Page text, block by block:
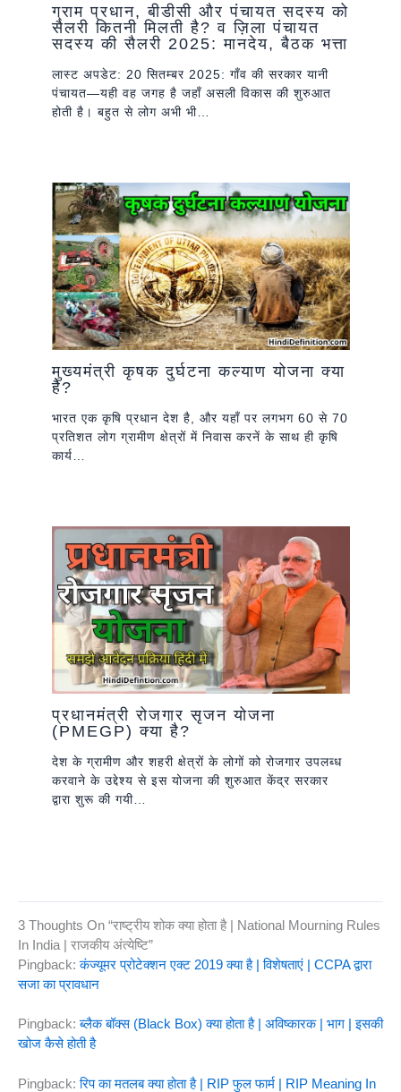
ग्राम प्रधान, बीडीसी और पंचायत सदस्य को
सैलरी कितनी मिलती है? व ज़िला पंचायत
सदस्य की सैलरी 2025: मानदेय, बैठक भत्ता
लास्ट अपडेट: 20 सितम्बर 2025: गाँव की सरकार यानी
पंचायत—यही वह जगह है जहाँ असली विकास की शुरुआत
होती है। बहुत से लोग अभी भी…
मुख्यमंत्री कृषक दुर्घटना कल्याण योजना क्या
है?
भारत एक कृषि प्रधान देश है, और यहाँ पर लगभग 60 से 70
प्रतिशत लोग ग्रामीण क्षेत्रों में निवास करनें के साथ ही कृषि
कार्य…
प्रधानमंत्री रोजगार सृजन योजना
(PMEGP) क्या है?
देश के ग्रामीण और शहरी क्षेत्रों के लोगों को रोजगार उपलब्ध
करवाने के उद्देश्य से इस योजना की शुरुआत केंद्र सरकार
द्वारा शुरू की गयी…
3 Thoughts On “राष्ट्रीय शोक क्या होता है | National Mourning Rules
In India | राजकीय अंत्येष्टि”
Pingback:कंज्यूमर प्रोटेक्शन एक्ट 2019 क्या है | विशेषताएं | CCPA द्वारा
सजा का प्रावधान
Pingback:ब्लैक बॉक्स (Black Box) क्या होता है | अविष्कारक | भाग | इसकी
खोज कैसे होती है
Pingback:रिप का मतलब क्या होता है | RIP फुल फार्म | RIP Meaning In